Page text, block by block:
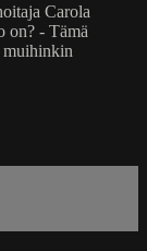
Carola
on? - Tämä
muihinkin